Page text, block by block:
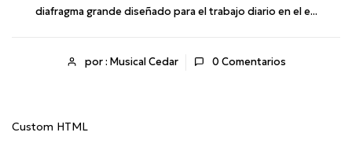
diafragma grande diseñado para el trabajo diario en el e...
por : Musical Cedar 0 Comentarios
Custom HTML